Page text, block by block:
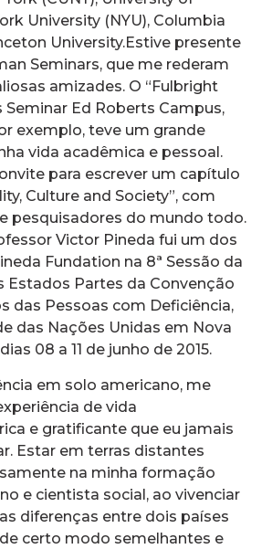
University (NYU), Columbia
University.Estive presente
Seminars, que me rederam
amizades. O “Fulbright
Seminar Ed Roberts Campus,
exemplo, teve um grande
vida acadêmica e pessoal.
para escrever um capítulo
Culture and Society”, com
pesquisadores do mundo todo.
Victor Pineda fui um dos
Fundation na 8ª Sessão da
Estados Partes da Convenção
das Pessoas com Deficiência,
das Nações Unidas em Nova
08 a 11 de junho de 2015.
em solo americano, me
de vida
e gratificante que eu jamais
Estar em terras distantes
na minha formação
e cientista social, ao vivenciar
diferenças entre dois países
certo modo semelhantes e